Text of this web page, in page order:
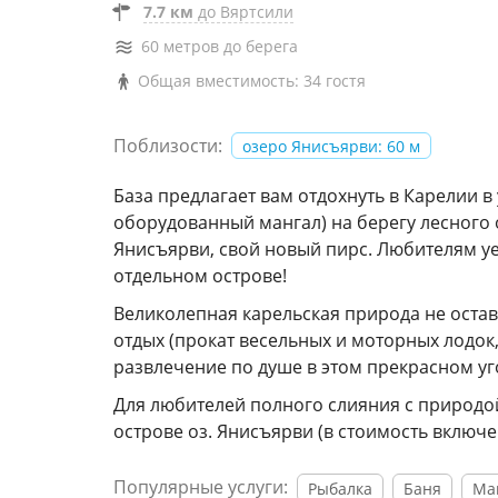
7.7 км до Вяртсили
60 метров до берега
Общая вместимость: 34 гостя
Поблизости: озеро Янисъярви: 60 м
База предлагает вам отдохнуть в Карелии
оборудованный мангал) на берегу
Янисъярви, свой новый пирс. Любителям
отдельном острове!
Великолепная карельская природа не
отдых (прокат весельных и моторных
развлечение по душе в этом прекрасном
Для любителей полного слияния с
острове оз. Янисъярви (в стоимость
Популярные услуги: Рыбалка Баня